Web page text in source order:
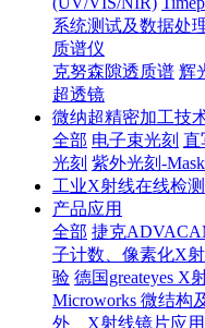
系统测试及数据处
质谱仪
克努森隙透质谱 辉
超透镜
微纳超精密加工技
全部 电子束光刻 直
光刻 紫外光刻-
工业X射线在线检测
产品应用
全部 捷克
子计数、像素化X
验 德国greateyes X
Microworks 微结构
外、X射线镜片应用